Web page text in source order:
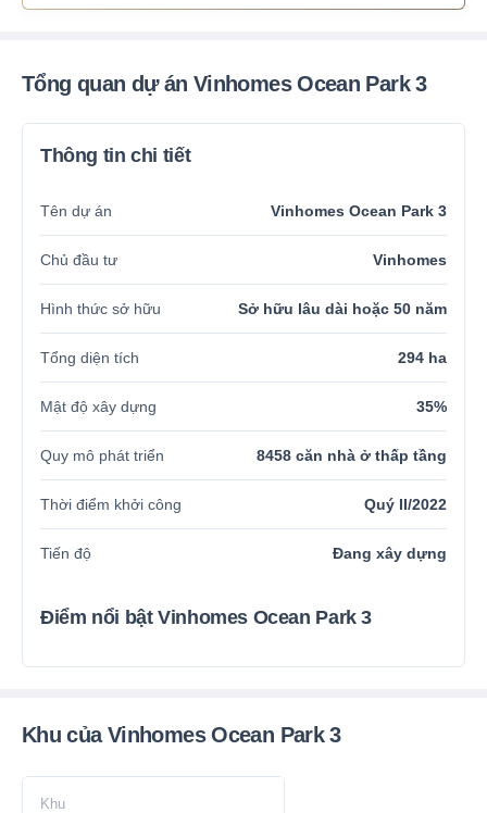
Tổng quan dự án Vinhomes Ocean Park 3
Thông tin chi tiết
Tên dự án Vinhomes Ocean Park 3
Chủ đầu tư Vinhomes
Hình thức sở hữu Sở hữu lâu dài hoặc 50 năm
Tổng diện tích 294 ha
Mật độ xây dựng 35%
Quy mô phát triển 8458 căn nhà ở thấp tầng
Thời điểm khởi công Quý II/2022
Tiến độ Đang xây dựng
Điểm nổi bật Vinhomes Ocean Park 3
Khu của Vinhomes Ocean Park 3
Khu